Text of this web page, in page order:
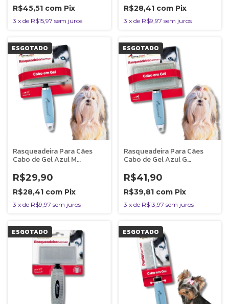
R$45,51 com Pix
3 x de R$15,97 sem juros
R$28,41 com Pix
3 x de R$9,97 sem juros
ESGOTADO
Rasqueadeira Para Cães
Cabo de Gel Azul M
R$29,90
R$28,41 com Pix
3 x de R$9,97 sem juros
ESGOTADO
Rasqueadeira Para Cães
Cabo de Gel Azul G
R$41,90
R$39,81 com Pix
3 x de R$13,97 sem juros
ESGOTADO ESGOTADO